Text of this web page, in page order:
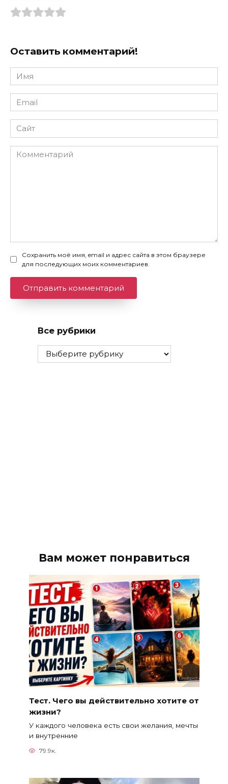
Оставить комментарий!
Имя
*
Email
*
Сайт
Комментарий
Сохранить моё имя, email и адрес сайта в этом браузере
для последующих моих комментариев.
Все рубрики
Все
рубрики
Вам может понравиться
Тест. Чего вы действительно хотите от
жизни?
У каждого человека есть свои желания, мечты
и внутренние
79.9к.